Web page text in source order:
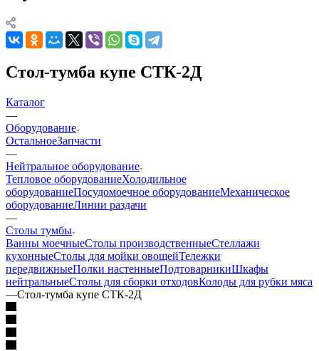
Стол-тумба купе СТК-2Д
Каталог
—
Оборудование
ОстальноеЗапчасти
—
Нейтральное оборудование
Тепловое оборудованиеХолодильное
оборудованиеПосудомоечное оборудованиеМеханическое
оборудованиеЛинии раздачи
—
Столы тумбы
Ванны моечныеСтолы производственныеСтеллажи
кухонныеСтолы для мойки овощейТележки
передвижныеПолки настенныеПодтоварникиШкафы
нейтральныеСтолы для сборки отходовКолоды для рубки мяса
—Стол-тумба купе СТК-2Д